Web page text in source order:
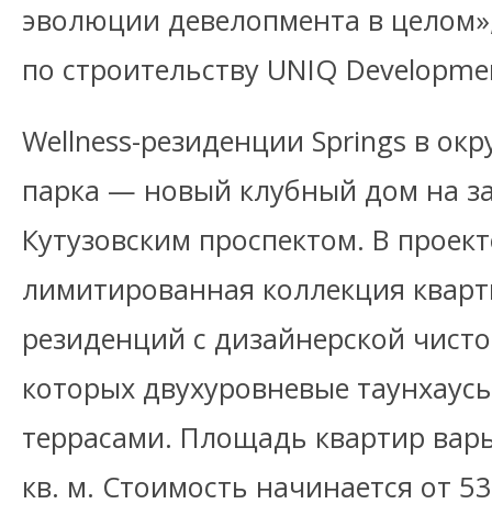
эволюции девелопмента в
по строительству UNIQ
Wellness-резиденции Springs в
парка — новый клубный дом на
Кутузовским проспектом. В
лимитированная коллекция
резиденций с дизайнерской
которых двухуровневые
террасами. Площадь квартир
кв. м. Стоимость начинается от